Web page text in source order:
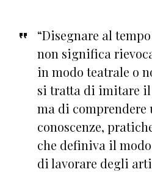
“Disegnare al
non significa
in modo teatrale o
si tratta di imitare il
ma di comprendere
conoscenze,
che definiva il
di lavorare degli